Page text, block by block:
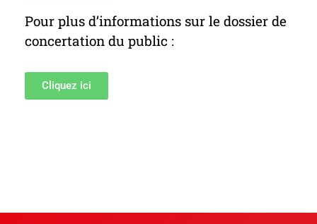
Pour plus d’informations sur le dossier de
concertation du public :
Cliquez ici